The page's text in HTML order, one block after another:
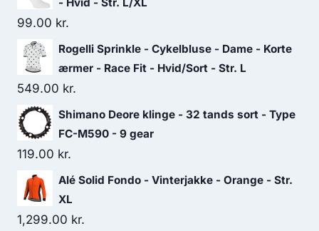
99.00 kr.
Rogelli Sprinkle - Cykelbluse - Dame - Korte
ærmer - Race Fit - Hvid/Sort - Str. L
549.00 kr.
Shimano Deore klinge - 32 tands sort - Type
FC-M590 - 9 gear
119.00 kr.
Alé Solid Fondo - Vinterjakke - Orange - Str.
XL
1,299.00 kr.